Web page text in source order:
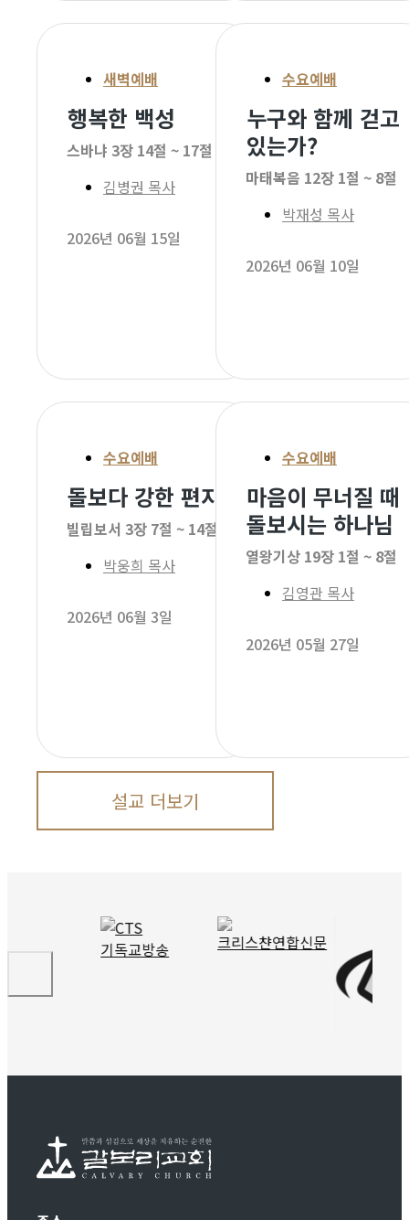
새벽예배
행복한 백성
스바냐 3장 14절 ~ 17절
김병권 목사
2026년 06월 15일
수요예배
누구와 함께 걷고
있는가?
마태복음 12장 1절 ~ 8절
박재성 목사
2026년 06월 10일
수요예배
돌보다 강한 편지
빌립보서 3장 7절 ~ 14절
박웅희 목사
2026년 06월 3일
수요예배
마음이 무너질 때
돌보시는 하나님
열왕기상 19장 1절 ~ 8절
김영관 목사
2026년 05월 27일
설교 더보기